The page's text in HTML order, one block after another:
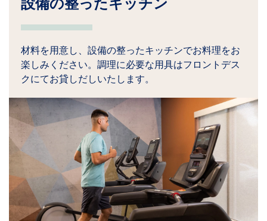
設備の整ったキッチン
材料を用意し、設備の整ったキッチンでお料理をお
楽しみください。調理に必要な用具はフロントデス
クにてお貸しだしいたします。